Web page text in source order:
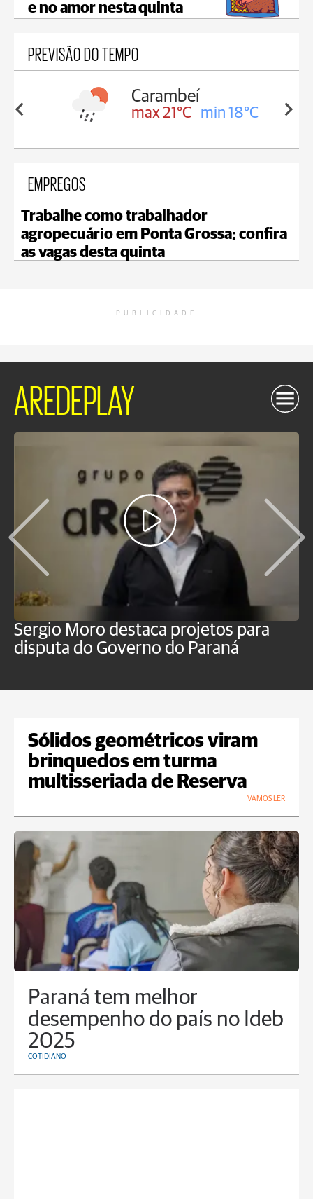
e no amor nesta quinta
PREVISÃO DO TEMPO
18°C
Carambeí
max 21°C min 18°C
EMPREGOS
Trabalhe como trabalhador
agropecuário em Ponta Grossa; confira
as vagas desta quinta
PUBLICIDADE
AREDEPLAY
Sergio Moro destaca projetos para
disputa do Governo do Paraná
Sólidos geométricos viram
brinquedos em turma
multisseriada de Reserva
VAMOS LER
Paraná tem melhor
desempenho do país no Ideb
2025
COTIDIANO